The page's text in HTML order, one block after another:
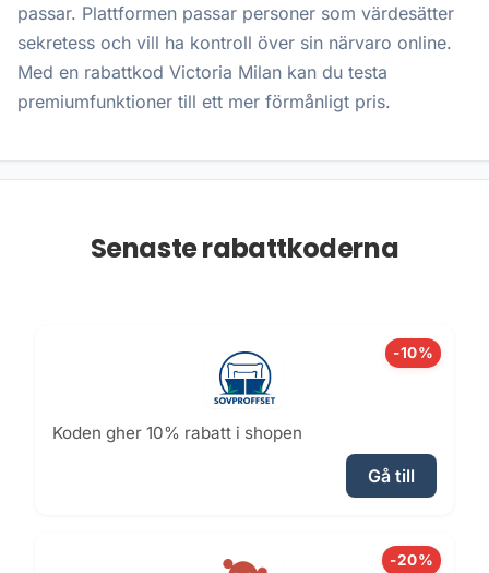
passar. Plattformen passar personer som värdesätter
sekretess och vill ha kontroll över sin närvaro online.
Med en rabattkod Victoria Milan kan du testa
premiumfunktioner till ett mer förmånligt pris.
Senaste rabattkoderna
-10%
Koden gher 10% rabatt i shopen
Gå till
-20%